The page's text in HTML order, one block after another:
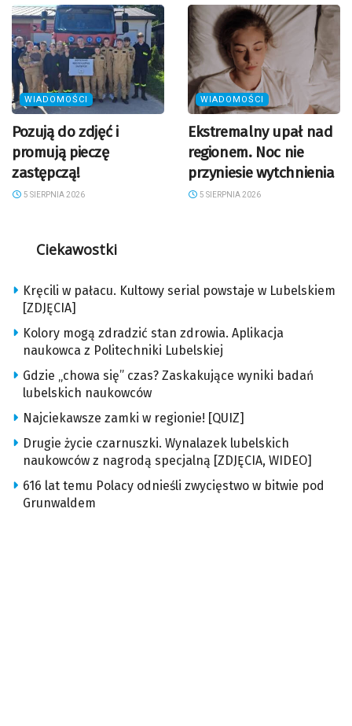
WIADOMOŚCI
Pozują do zdjęć i
promują pieczę
zastępczą!
5 SIERPNIA 2026
WIADOMOŚCI
Ekstremalny upał nad
regionem. Noc nie
przyniesie wytchnienia
5 SIERPNIA 2026
Ciekawostki
Kręcili w pałacu. Kultowy serial powstaje w Lubelskiem
[ZDJĘCIA]
Kolory mogą zdradzić stan zdrowia. Aplikacja
naukowca z Politechniki Lubelskiej
Gdzie „chowa się” czas? Zaskakujące wyniki badań
lubelskich naukowców
Najciekawsze zamki w regionie! [QUIZ]
Drugie życie czarnuszki. Wynalazek lubelskich
naukowców z nagrodą specjalną [ZDJĘCIA, WIDEO]
616 lat temu Polacy odnieśli zwycięstwo w bitwie pod
Grunwaldem